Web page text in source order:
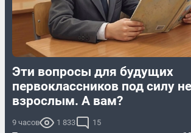
Эти вопросы для будущих
первоклассников под силу
взрослым. А вам?
9 часов 1 833 15